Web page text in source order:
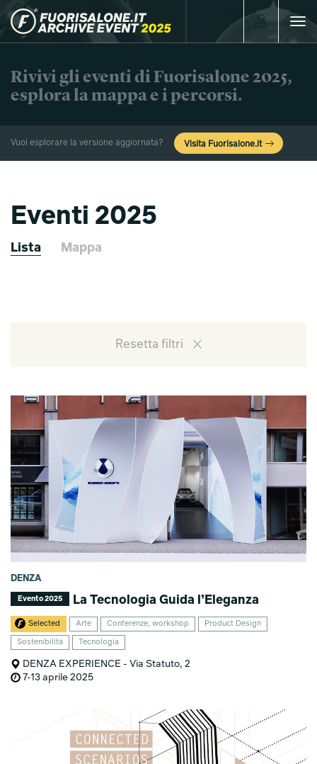
Toggle
Rivivi gli eventi di Fuorisalone 2025,
esplora la mappa e i percorsi.
Vuoi esplorare la versione aggiornata? Visita Fuorisalone.it
Eventi 2025
Lista Mappa
Resetta filtri
DENZA
Evento 2025 La Tecnologia Guida l’Eleganza
Selected Arte Conferenze, workshop Product Design
Sostenibilità Tecnologia
DENZA EXPERIENCE - Via Statuto, 2
7-13 aprile 2025